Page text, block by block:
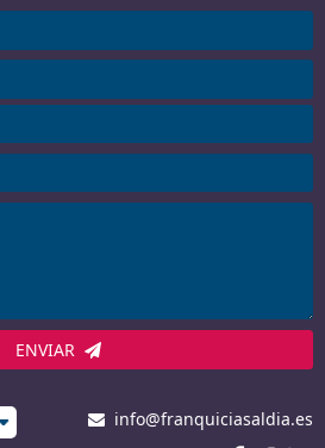
ENVIAR
info@franquiciasaldia.es